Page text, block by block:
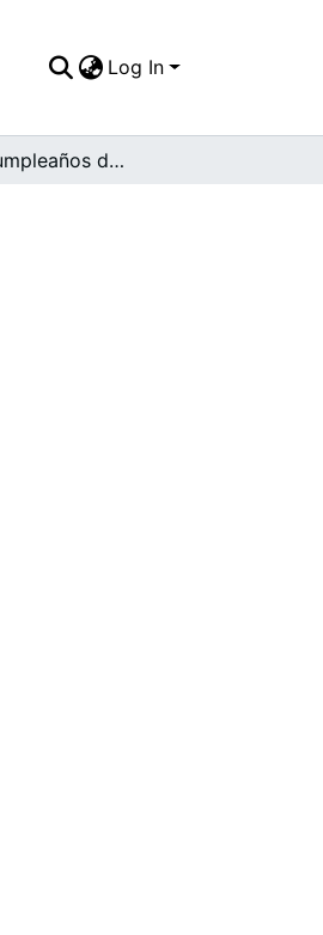
Log In
Fecha de cumpleaños de Albertina, en el patio interior